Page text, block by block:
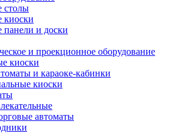
столы
киоски
панели и доски
и проекционное оборудование
киоски
и караоке-кабинки
киоски
автоматы